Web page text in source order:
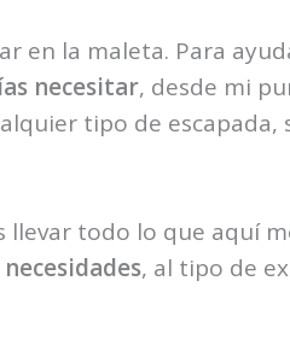
en la maleta. Para
necesitar, desde mi
tipo de
todo lo que aquí
, al tipo de